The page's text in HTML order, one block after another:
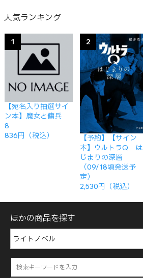
人気ランキング
1
【宛名入り抽選サイ
ン本】魔女と傭兵
8
836円（税込）
2
【予約】【サイン
本】ウルトラQ は
じまりの深層
（09/18頃発送予
定）
2,530円（税込）
ほかの商品を探す